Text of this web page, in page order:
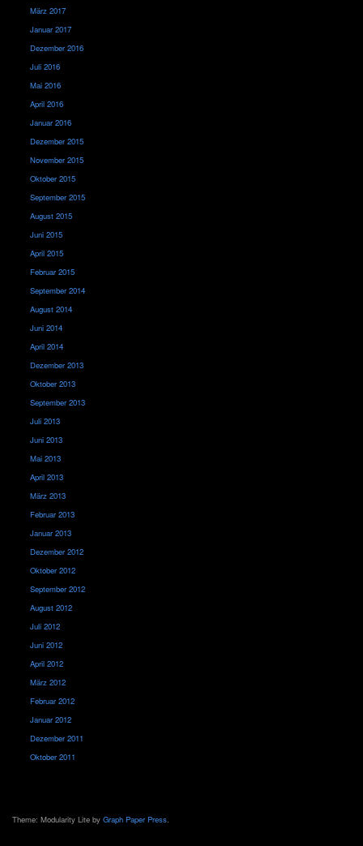
März 2017
Januar 2017
Dezember 2016
Juli 2016
Mai 2016
April 2016
Januar 2016
Dezember 2015
November 2015
Oktober 2015
September 2015
August 2015
Juni 2015
April 2015
Februar 2015
September 2014
August 2014
Juni 2014
April 2014
Dezember 2013
Oktober 2013
September 2013
Juli 2013
Juni 2013
Mai 2013
April 2013
März 2013
Februar 2013
Januar 2013
Dezember 2012
Oktober 2012
September 2012
August 2012
Juli 2012
Juni 2012
April 2012
März 2012
Februar 2012
Januar 2012
Dezember 2011
Oktober 2011
Theme: Modularity Lite by Graph Paper Press.